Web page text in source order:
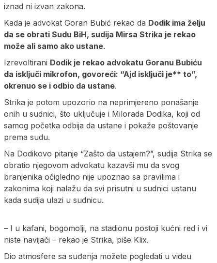
iznad ni izvan zakona.
Kada je advokat Goran Bubić rekao da Dodik ima želju
da se obrati Sudu BiH, sudija Mirsa Strika je rekao
može ali samo ako ustane.
Izrevoltirani Dodik je rekao advokatu Goranu Bubiću
da isključi mikrofon, govoreći: “Ajd isključi je** to”,
okrenuo se i odbio da ustane.
Strika je potom upozorio na neprimjereno ponašanje
onih u sudnici, što uključuje i Milorada Dodika, koji od
samog početka odbija da ustane i pokaže poštovanje
prema sudu.
Na Dodikovo pitanje “Zašto da ustajem?”, sudija Strika se
obratio njegovom advokatu kazavši mu da svog
branjenika očigledno nije upoznao sa pravilima i
zakonima koji nalažu da svi prisutni u sudnici ustanu
kada sudija ulazi u sudnicu.
– I u kafani, bogomolji, na stadionu postoji kućni red i vi
niste navijači – rekao je Strika, piše Klix.
Dio atmosfere sa suđenja možete pogledati u videu